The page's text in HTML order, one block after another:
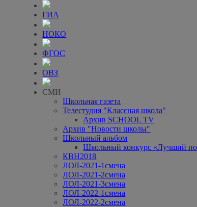
ГИА
НОКО
ФГОС
ОВЗ
СМИ
Школьная газета
Телестудия "Классная школа"
Архив SCHOOL TV
Архив "Новости школы"
Школьный альбом
Школьный конкурс «Лучший
КВН2018
ЛОЛ-2021-1смена
ЛОЛ-2021-2смена
ЛОЛ-2021-3смена
ЛОЛ-2022-1смена
ЛОЛ-2022-2смена